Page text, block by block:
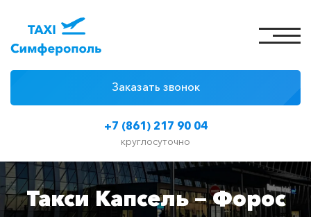
+7 (861) 217 90 04
круглосуточно
Заказать звонок
Цены на такси
Классы автомобилей
Отзывы
Такси Капсель — Форос